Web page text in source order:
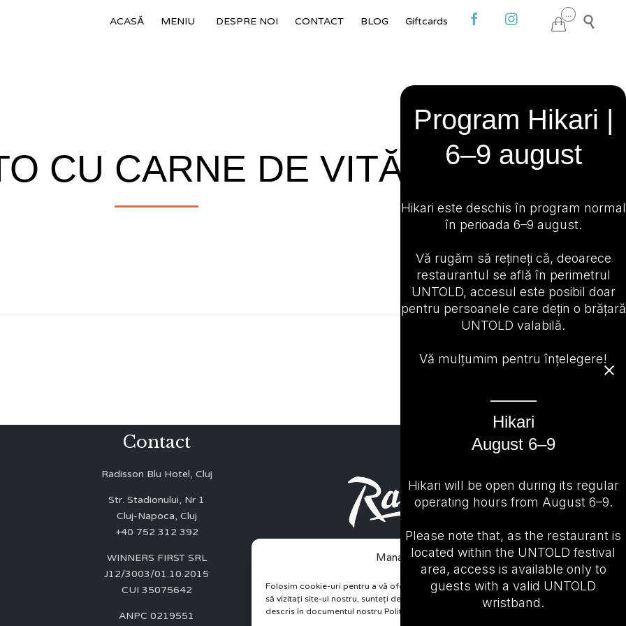
Manage Cookie Consent
Folosim cookie-uri pentru a vă oferi cea mai bună experiență posibilă. Continuând
să vizitați site-ul nostru, sunteți de acord cu utilizarea cookie-urilor așa cum este
descris în documentul nostru Politica de utilizare cookie-uri
Skip
to
ACASĂ MENIU DESPRE NOI CONTACT BLOG Giftcards   
...

CU CARNE DE VITĂ
Contact
Radisson Blu Hotel, Cluj
Str. Stadionului, Nr 1
Cluj-Napoca, Cluj
+40 752 312 392
WINNERS FIRST SRL
J12/3003/01.10.2015
CUI 35075642
ANPC 0219551
Program Hikari |
6–9 august
Hikari este deschis în program normal
în perioada 6–9 august.
Vă rugăm să rețineți că, deoarece
restaurantul se află în perimetrul
UNTOLD, accesul este posibil doar
pentru persoanele care dețin o brățară
UNTOLD valabilă.
Vă mulțumim pentru înțelegere!
⸻
Hikari
August 6–9
Hikari will be open during its regular
operating hours from August 6–9.
Please note that, as the restaurant is
located within the UNTOLD festival
area, access is available only to
guests with a valid UNTOLD
wristband.